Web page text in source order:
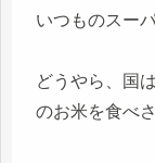
いつものスー
どうやら、国
のお米を食べ